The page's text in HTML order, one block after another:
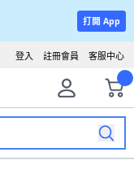
打開 App
客服中心
註冊會員
登入